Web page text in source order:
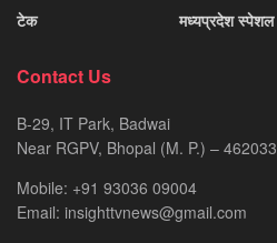
टेक
मध्यप्रदेश स्पेशल
Contact Us
B-29, IT Park, Badwai
Near RGPV, Bhopal (M. P.) – 462033
Mobile: +91 93036 09004
Email: insighttvnews@gmail.com